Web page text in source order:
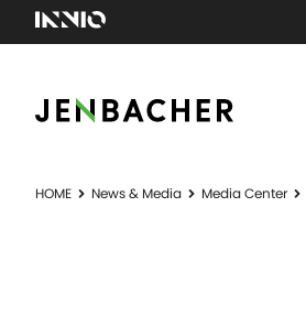
HOME News & Media Media Center